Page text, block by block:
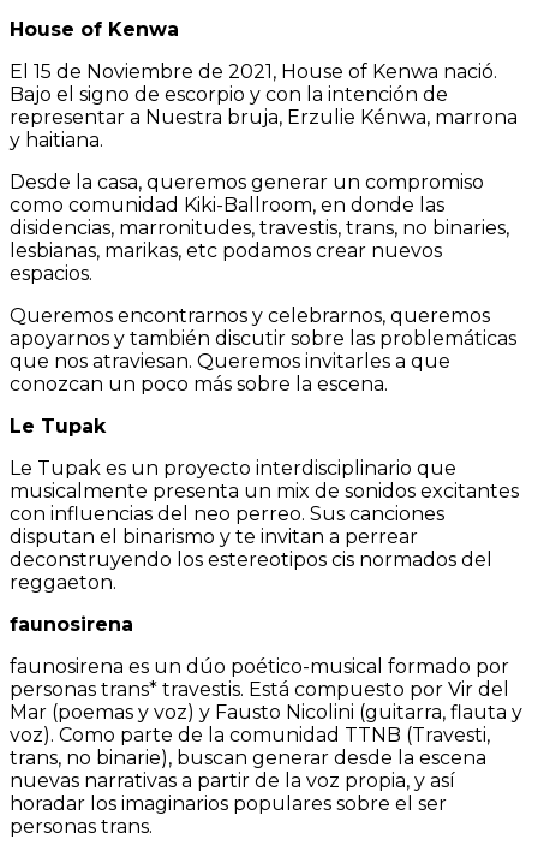
House of Kenwa
El 15 de Noviembre de 2021, House of Kenwa nació.
Bajo el signo de escorpio y con la intención de
representar a Nuestra bruja, Erzulie Kénwa, marrona
y haitiana.
Desde la casa, queremos generar un compromiso
como comunidad Kiki-Ballroom, en donde las
disidencias, marronitudes, travestis, trans, no binaries,
lesbianas, marikas, etc podamos crear nuevos
espacios.
Queremos encontrarnos y celebrarnos, queremos
apoyarnos y también discutir sobre las problemáticas
que nos atraviesan. Queremos invitarles a que
conozcan un poco más sobre la escena.
Le Tupak
Le Tupak es un proyecto interdisciplinario que
musicalmente presenta un mix de sonidos excitantes
con influencias del neo perreo. Sus canciones
disputan el binarismo y te invitan a perrear
deconstruyendo los estereotipos cis normados del
reggaeton.
faunosirena
faunosirena es un dúo poético-musical formado por
personas trans* travestis. Está compuesto por Vir del
Mar (poemas y voz) y Fausto Nicolini (guitarra, flauta y
voz). Como parte de la comunidad TTNB (Travesti,
trans, no binarie), buscan generar desde la escena
nuevas narrativas a partir de la voz propia, y así
horadar los imaginarios populares sobre el ser
personas trans.